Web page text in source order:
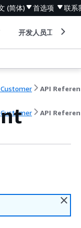
(简体) 首选项 联系
开发人员工具
API
API